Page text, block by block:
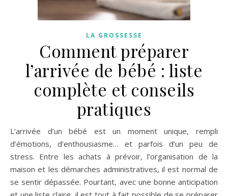
LA GROSSESSE
Comment préparer
l’arrivée de bébé : liste
complète et conseils
pratiques
L’arrivée d’un bébé est un moment unique, rempli
d’émotions, d’enthousiasme… et parfois d’un peu de
stress. Entre les achats à prévoir, l’organisation de la
maison et les démarches administratives, il est normal de
se sentir dépassée. Pourtant, avec une bonne anticipation